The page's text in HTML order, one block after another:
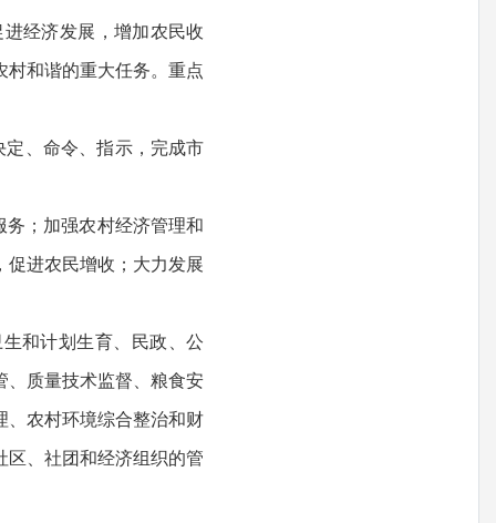
经济发展，增加农民收
和谐的重大任务。重点
、命令、指示，完成市
；加强农村经济管理和
进农民增收；大力发展
和计划生育、民政、公
、质量技术监督、粮食安
、农村环境综合整治和财
、社团和经济组织的管